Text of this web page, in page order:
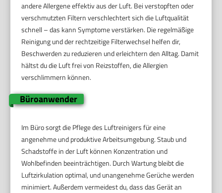
andere Allergene effektiv aus der Luft. Bei verstopften oder
verschmutzten Filtern verschlechtert sich die Luftqualität
schnell – das kann Symptome verstärken. Die regelmäßige
Reinigung und der rechtzeitige Filterwechsel helfen dir,
Beschwerden zu reduzieren und erleichtern den Alltag. Damit
hältst du die Luft frei von Reizstoffen, die Allergien
verschlimmern können.
Büroanwender
Im Büro sorgt die Pflege des Luftreinigers für eine
angenehme und produktive Arbeitsumgebung. Staub und
Schadstoffe in der Luft können Konzentration und
Wohlbefinden beeinträchtigen. Durch Wartung bleibt die
Luftzirkulation optimal, und unangenehme Gerüche werden
minimiert. Außerdem vermeidest du, dass das Gerät an